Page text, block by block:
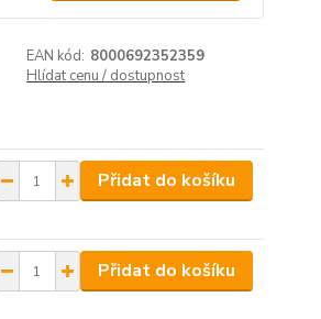
EAN kód: 8000692352359
Hlídat cenu / dostupnost
Přidat do košíku
Přidat do košíku